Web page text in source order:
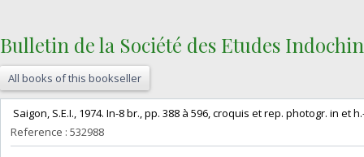
‎Bulletin de la Société des Etudes
All books of this bookseller
Saigon, S.E.I., 1974. In-8 br., pp. 388 à 596, croquis et rep. photogr. in et
Reference : 532988